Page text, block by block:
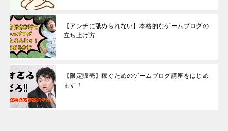
【アンチに舐められない】本格的なゲームブログの
立ち上げ方
【限定販売】稼ぐためのゲームブログ講座をはじめ
ます！